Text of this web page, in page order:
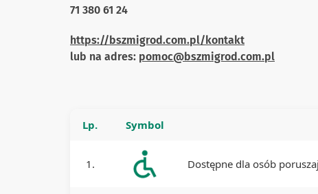
71 380 61 24
https://bszmigrod.com.pl/kontakt
lub na adres: pomoc@bszmigrod.com.pl
Lp. Symbol
1. Dostępne dla osób